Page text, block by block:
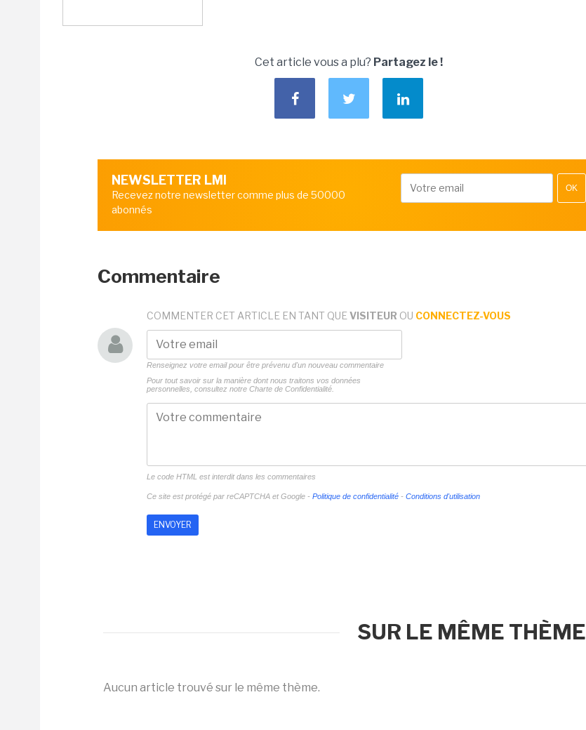
Cet article vous a plu? Partagez le !
NEWSLETTER LMI
Recevez notre newsletter comme plus de 50000
abonnés
OK
Commentaire
COMMENTER CET ARTICLE EN TANT QUE VISITEUR OU CONNECTEZ-VOUS
Renseignez votre email pour être prévenu d'un nouveau commentaire
Pour tout savoir sur la manière dont nous traitons vos données
personnelles, consultez notre Charte de Confidentialité.
Le code HTML est interdit dans les commentaires
Ce site est protégé par reCAPTCHA et Google - Politique de confidentialité - Conditions d'utilisation
SUR LE MÊME THÈME
Aucun article trouvé sur le même thème.